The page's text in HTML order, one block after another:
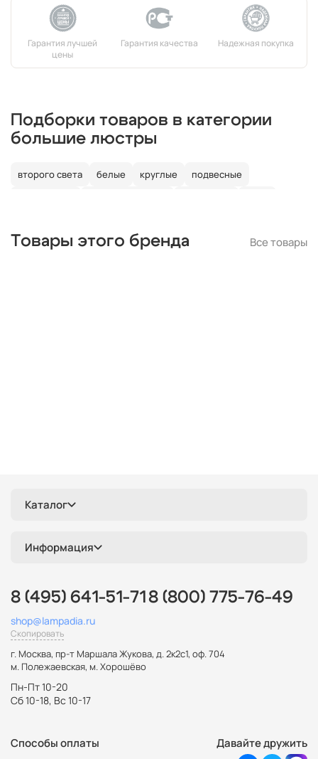
Подборки товаров в категории
большие люстры
второго света белые круглые
подвесные
Товары этого бренда Все товары
Каталог
Информация
8 (495) 641-51-71 8 (800) 775-76-49
shop@lampadia.ru
Скопировать
г. Москва, пр-т Маршала Жукова, д. 2к2с1, оф. 704
м. Полежаевская, м. Хорошёво
Пн-Пт 10-20
Сб 10-18, Вс 10-17
Способы оплаты Давайте дружить